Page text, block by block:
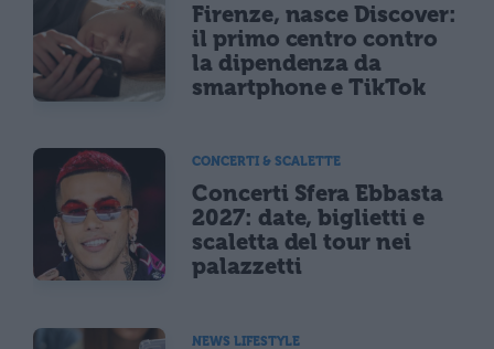
Firenze, nasce Discover:
il primo centro contro
la dipendenza da
smartphone e TikTok
CONCERTI & SCALETTE
Concerti Sfera Ebbasta
2027: date, biglietti e
scaletta del tour nei
palazzetti
NEWS LIFESTYLE